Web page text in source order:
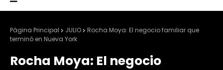
Página Principal JULIO
Rocha Moya: El negocio familiar que
terminó en Nueva York
Rocha Moya: El negocio